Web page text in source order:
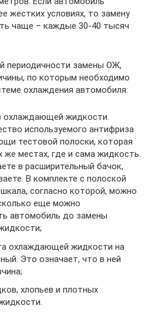
жестких условиях, то замену
чаще – каждые 30-40 тысяч
периодичности замены ОЖ,
по которым необходимо
охлаждения автомобиля:
охлаждающей жидкости.
используемого антифриза
тестовой полоски, которая
же местах, где и сама жидкость.
в расширительный бачок,
В комплекте с полоской
согласно которой, можно
еще можно
автомобиль до замены
охлаждающей жидкости на
Это означает, что в ней
хлопьев и плотных